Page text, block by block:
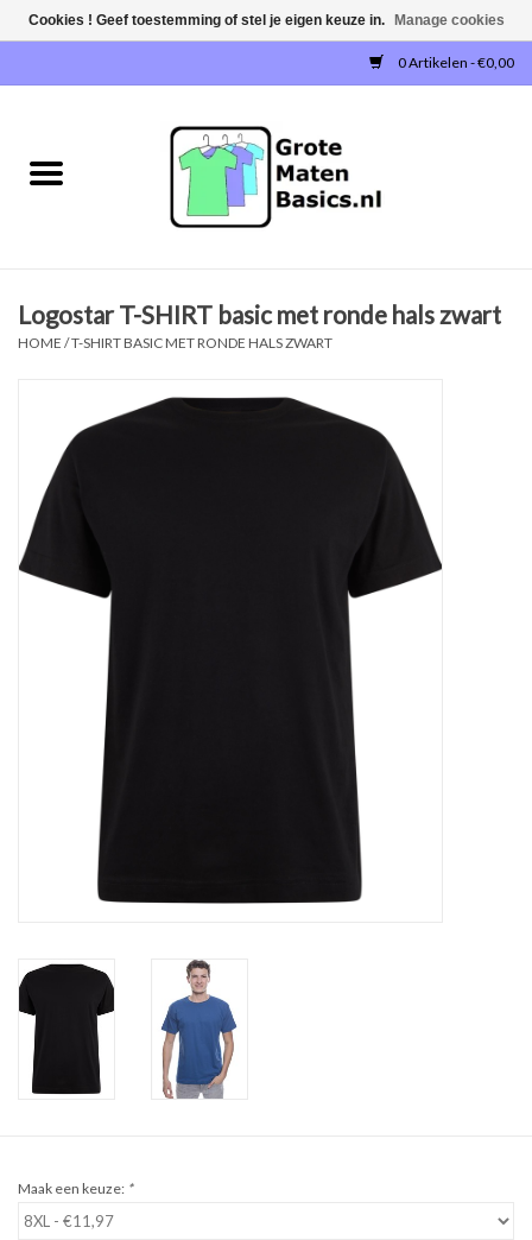
0 Artikelen - €0,00
NIEUW!
SWEATERS / SWEATVESTEN
JOGGINGBROEKEN
SINGLETS
OVERHEMDEN
ONDERGOED
BROEKEN / SHORTS
BODYWARMERS
DENIM / SPIJKERGOED
TRUIEN / VESTEN
JACKS / JASSEN
DAMES
Logostar T-SHIRT basic met ronde hals zwart
HOME /T-SHIRT BASIC MET RONDE HALS ZWART
Maak een keuze: *
Cookies ! Geef toestemming of stel je eigen keuze in. Manage cookies